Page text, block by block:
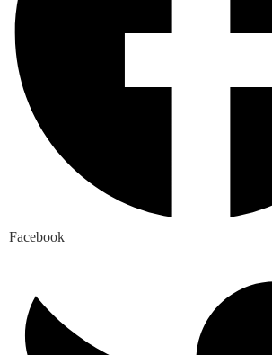
Facebook